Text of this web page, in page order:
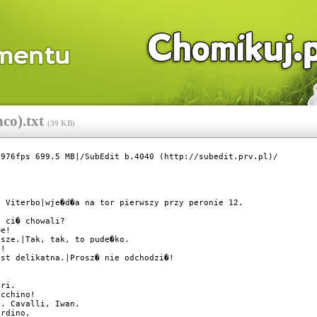
(39 KB)
699.5 MB|/SubEdit b.4040 (http://subedit.prv.pl)/
Viterbo|wje�d�a na tor pierwszy przy peronie 12.
ci� chowali?
tak, to pude�ko.
delikatna.|Prosz� nie odchodzi�!
Cavalli, Iwan.